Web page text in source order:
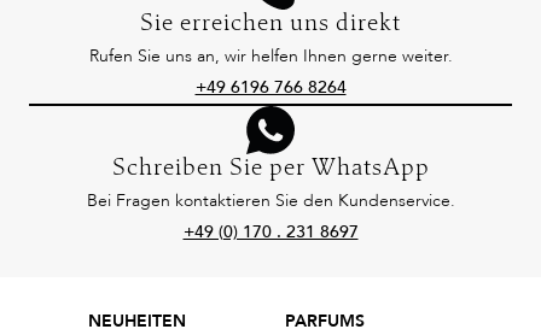
Sie erreichen uns direkt
Rufen Sie uns an, wir helfen Ihnen gerne weiter.
+49 6196 766 8264
Schreiben Sie per WhatsApp
Bei Fragen kontaktieren Sie den Kundenservice.
+49 (0) 170 . 231 8697
NEUHEITEN
PARFUMS